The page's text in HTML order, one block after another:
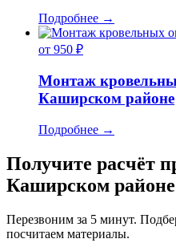
Подробнее →
от 950 ₽
Монтаж
Каширском районе
Подробнее →
Получите расчёт
Каширском
Перезвоним за 5 минут.
посчитаем материалы.